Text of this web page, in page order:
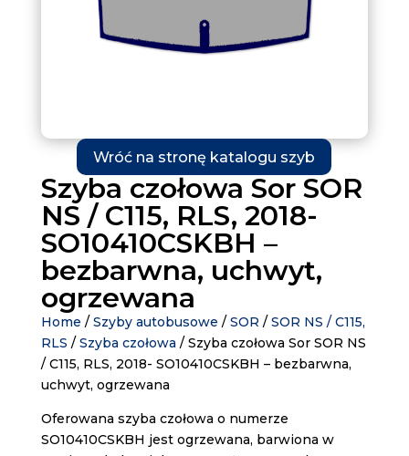
Wróć na stronę katalogu szyb
Szyba czołowa Sor SOR
NS / C115, RLS, 2018-
SO10410CSKBH –
bezbarwna, uchwyt,
ogrzewana
Home / Szyby autobusowe / SOR / SOR NS / C115,
RLS / Szyba czołowa / Szyba czołowa Sor SOR NS
/ C115, RLS, 2018- SO10410CSKBH – bezbarwna,
uchwyt, ogrzewana
Oferowana szyba czołowa o numerze
SO10410CSKBH jest ogrzewana, barwiona w